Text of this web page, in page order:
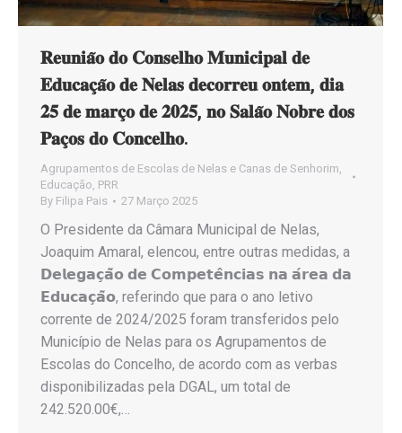
𝐑𝐞𝐮𝐧𝐢𝐚̃𝐨 𝐝𝐨 𝐂𝐨𝐧𝐬𝐞𝐥𝐡𝐨 𝐌𝐮𝐧𝐢𝐜𝐢𝐩𝐚𝐥 𝐝𝐞
𝐄𝐝𝐮𝐜𝐚𝐜̧𝐚̃𝐨 𝐝𝐞 𝐍𝐞𝐥𝐚𝐬 𝐝𝐞𝐜𝐨𝐫𝐫𝐞𝐮 𝐨𝐧𝐭𝐞𝐦, 𝐝𝐢𝐚
𝟐𝟓 𝐝𝐞 𝐦𝐚𝐫𝐜̧𝐨 𝐝𝐞 𝟐𝟎𝟐𝟓, 𝐧𝐨 𝐒𝐚𝐥𝐚̃𝐨 𝐍𝐨𝐛𝐫𝐞 𝐝𝐨𝐬
𝐏𝐚𝐜̧𝐨𝐬 𝐝𝐨 𝐂𝐨𝐧𝐜𝐞𝐥𝐡𝐨.
Agrupamentos de Escolas de Nelas e Canas de Senhorim
Educação PRR
By Filipa Pais 27 Março 2025
O Presidente da Câmara Municipal de Nelas,
Joaquim Amaral, elencou, entre outras medidas, a
𝗗𝗲𝗹𝗲𝗴𝗮𝗰̧𝗮̃𝗼 𝗱𝗲 𝗖𝗼𝗺𝗽𝗲𝘁𝗲̂𝗻𝗰𝗶𝗮𝘀 𝗻𝗮 𝗮́𝗿𝗲𝗮 𝗱𝗮
𝗘𝗱𝘂𝗰𝗮𝗰̧𝗮̃𝗼, referindo que para o ano letivo
corrente de 2024/2025 foram transferidos pelo
Município de Nelas para os Agrupamentos de
Escolas do Concelho, de acordo com as verbas
disponibilizadas pela DGAL, um total de
242.520.00€,…